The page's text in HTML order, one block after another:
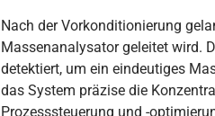
Nach der Vorkonditionierung
Massenanalysator geleitet wird.
detektiert, um ein eindeutiges
das System präzise die
Prozesssteuerung und -